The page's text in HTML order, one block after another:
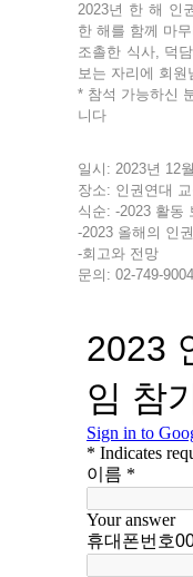
2023년 한 해 인
한 해를 함께 마
조촐한 식사, 덕
보는 자리에 회원
* 참석 가능하신
니다
일시: 2023년 12
장소: 인권연대
식순: -2023 활동
-2023 올해의 인
-회고와 전망
문의: 02-749-